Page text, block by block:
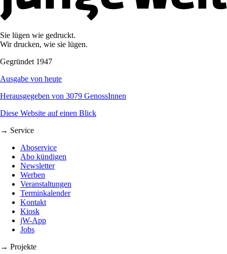
Sie lügen wie gedruckt.
Wir drucken, wie sie lügen.
Gegründet 1947
Ausgabe von heute
Herausgegeben von 3079 GenossInnen
Diese Website auf einen Blick
→ Service
Aboservice
Abo kündigen
Newsletter
Werben
Veranstaltungen
Terminkalender
Kontakt
Kiosk
jW-App
Jobs
→ Projekte